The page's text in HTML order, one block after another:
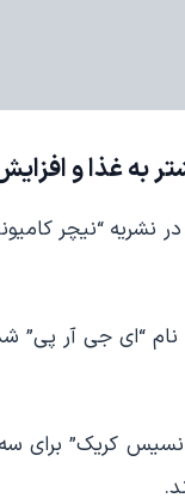
به غذا و
نشریه “نیچر
نام “ای جی آر
کریک” برای